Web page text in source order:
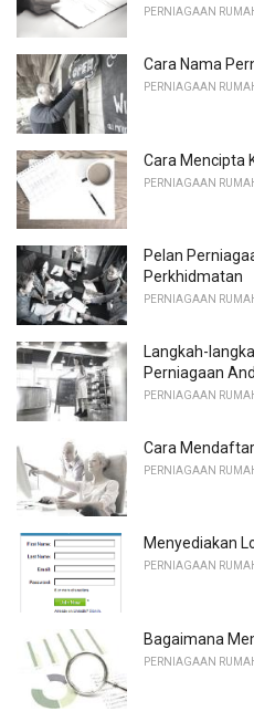
PERNIAGAAN
Cara Nama
PERNIAGAAN
Cara Mencipta
PERNIAGAAN
Pelan
Perkhidmatan
PERNIAGAAN
Langkah-
Perniagaan
PERNIAGAAN
Cara
PERNIAGAAN
Menyediakan
PERNIAGAAN
Bagaimana
PERNIAGAAN